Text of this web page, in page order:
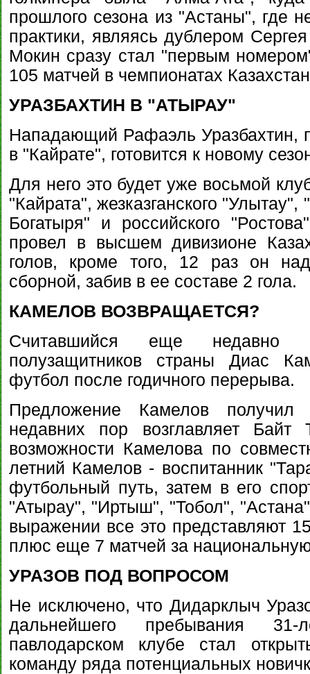
прошлого сезона из "Астаны", где
практики, являясь дублером
Мокин сразу стал "первым
105 матчей в чемпионатах
УРАЗБАХТИН В "АТЫРАУ"
Нападающий Рафаэль Уразбахтин,
в "Кайрате", готовится к новому
Для него это будет уже восьмой
"Кайрата", жезказганского
Богатыря" и российского
провел в высшем дивизионе
голов, кроме того, 12 раз он
сборной, забив в ее составе 2 гола.
КАМЕЛОВ ВОЗВРАЩАЕТСЯ?
Считавшийся еще недавно
полузащитников страны Диас
футбол после годичного перерыва.
Предложение Камелов
недавних пор возглавляет
возможности Камелова по
летний Камелов - воспитанник
футбольный путь, затем в его
"Атырау", "Иртыш", "Тобол",
выражении все это представляют
плюс еще 7 матчей за
УРАЗОВ ПОД ВОПРОСОМ
Не исключено, что Дидарклыч
дальнейшего пребывания 31-
павлодарском клубе стал
команду ряда потенциальных